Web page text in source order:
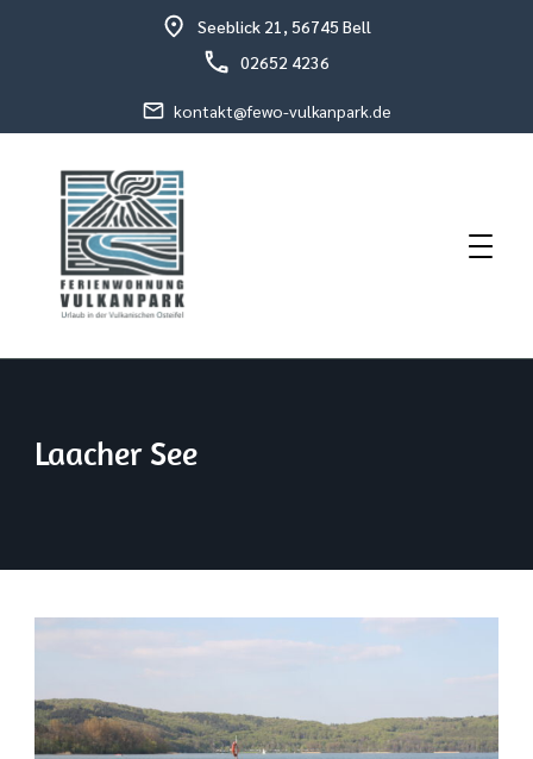
Seeblick 21, 56745 Bell
02652 4236
kontakt@fewo-vulkanpark.de
Fewo Vulkanpark
Laacher See